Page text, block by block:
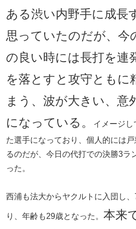
ある渋い内野手に成長
思っていたのだが、今
の良い時には長打を連
を落とすと攻守ともに
まう、波が大きい、意
になっている。
イメージし
た選手になっており、個人的には
るのだが、今日の代打での決勝3ラ
った。
西浦も法大からヤクルトに入団し
り、年齢も29歳となった。 本来